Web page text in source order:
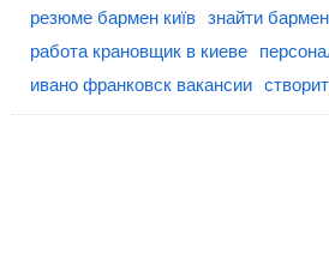
резюме бармен київ знайти
работа крановщик в киеве
ивано франковск вакансии